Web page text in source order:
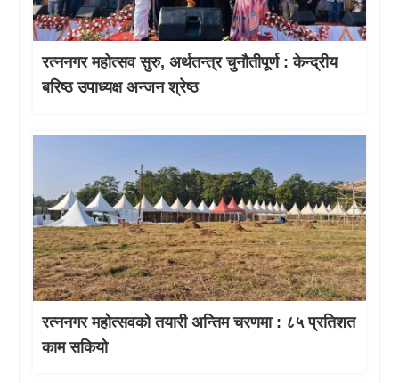
रत्ननगर महोत्सव सुरु, अर्थतन्त्र चुनौतीपूर्ण : केन्द्रीय
बरिष्ठ उपाध्यक्ष अन्जन श्रेष्ठ
रत्ननगर महोत्सवको तयारी अन्तिम चरणमा : ८५ प्रतिशत
काम सकियो